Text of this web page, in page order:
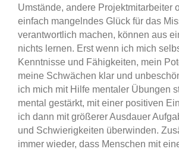
Umstände, andere Projektmitarbeiter
einfach mangelndes Glück für das
verantwortlich machen, können aus
nichts lernen. Erst wenn ich mich
Kenntnisse und Fähigkeiten, mein
meine Schwächen klar und
ich mich mit Hilfe mentaler Übungen
mental gestärkt, mit einer positiven
ich dann mit größerer Ausdauer
und Schwierigkeiten überwinden.
immer wieder, dass Menschen mit